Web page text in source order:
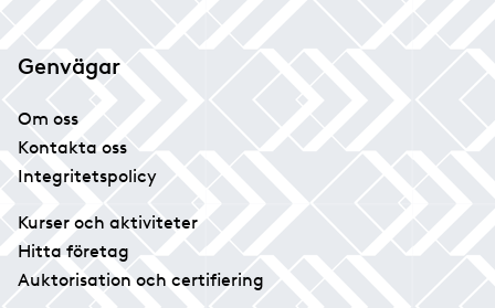
Genvägar
Om oss
Kontakta oss
Integritetspolicy
Kurser och aktiviteter
Hitta företag
Auktorisation och certifiering